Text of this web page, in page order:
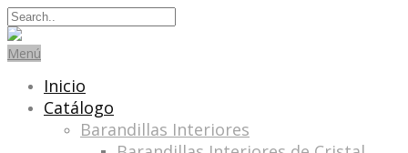
Search
for:
Menú
Inicio
Catálogo
Barandillas Interiores